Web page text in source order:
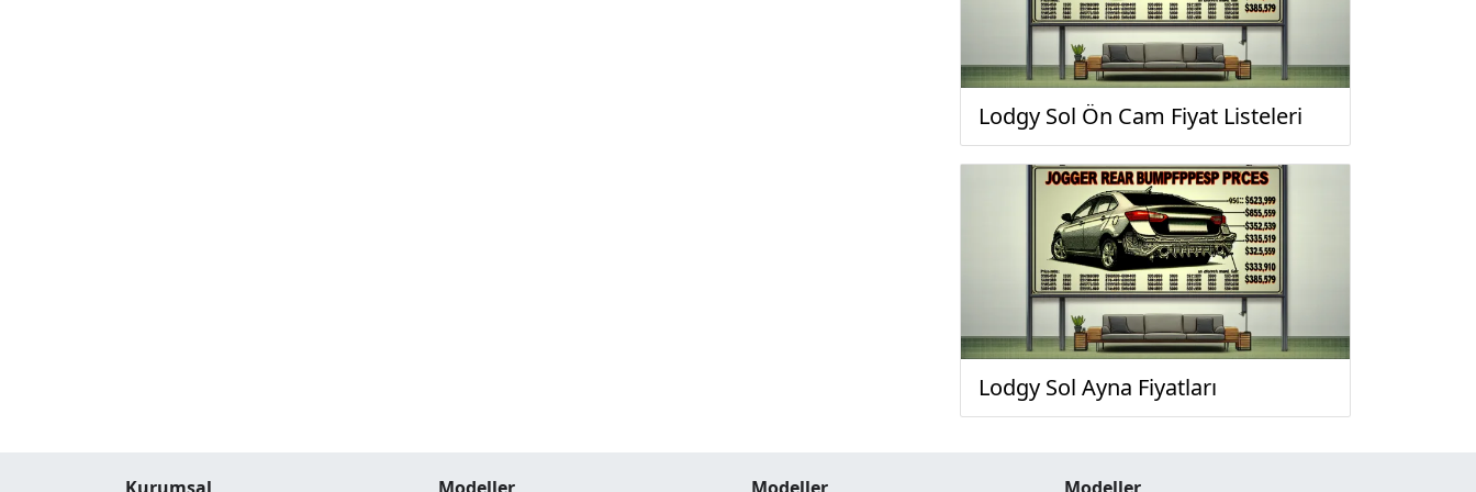
Lodgy Sol Ön Cam Fiyat Listeleri
Lodgy Sol Ayna Fiyatları